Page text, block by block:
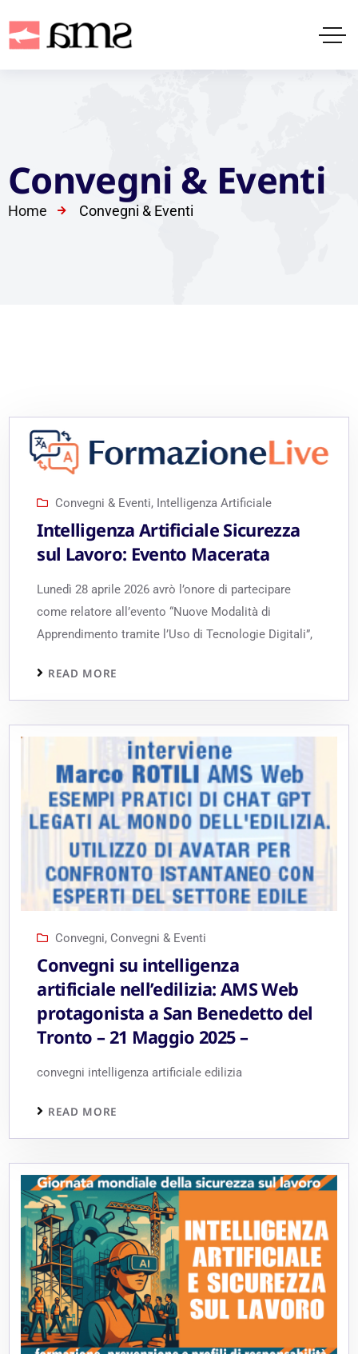
Convegni & Eventi
Home Convegni & Eventi
Convegni & Eventi, Intelligenza Artificiale
Intelligenza Artificiale Sicurezza
sul Lavoro: Evento Macerata
Lunedì 28 aprile 2026 avrò l’onore di partecipare
come relatore all’evento “Nuove Modalità di
Apprendimento tramite l’Uso di Tecnologie Digitali”,
READ MORE
Convegni, Convegni & Eventi
Convegni su intelligenza
artificiale nell’edilizia: AMS Web
protagonista a San Benedetto del
Tronto – 21 Maggio 2025 –
convegni intelligenza artificiale edilizia
READ MORE